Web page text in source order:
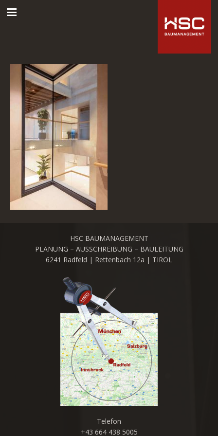
HSC BAUMANAGEMENT
PLANUNG – AUSSCHREIBUNG – BAULEITUNG
6241 Radfeld | Rettenbach 12a | TIROL
Telefon
+43 664 438 5005